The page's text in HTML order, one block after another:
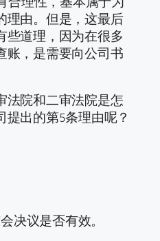
理由。但是，这最后
些道理，因为在很多
账，是需要向公司书
法院和二审法院是怎
出的第5条理由呢？
决议是否有效。